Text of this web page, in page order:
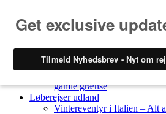
Løberejser Danmark
gamle grænse
Løberejser udland
Vintereventyr i Italien – Alt